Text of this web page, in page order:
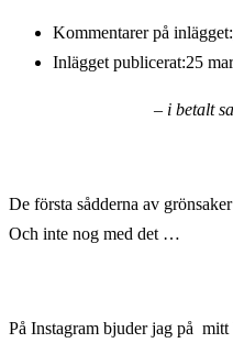
Kommentarer på inlägget:
Inlägget publicerat:25
– i betalt
De första sådderna av
Och inte nog med det …
På Instagram bjuder jag på mitt